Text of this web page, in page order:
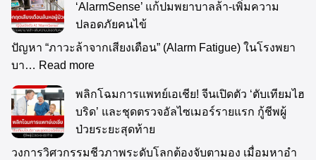
‘AlarmSense’ แก้ปมพยาบาลล้า-เพิ่มความ
ปลอดภัยคนไข้
ปัญหา “ภาวะล้าจากเสียงเตือน” (Alarm Fatigue) ในโรงพยา
บา… Read more
พลิกโฉมการแพทย์เอเชีย! จีนเปิดตัว ‘ตับเทียมไฮ
บริด’ และชุดตรวจอัลไซเมอร์รายแรก กู้ชีพผู้
ป่วยระยะสุดท้าย
วงการวิศวกรรมชีวภาพระดับโลกต้องจับตามอง เมื่อมหาอำ